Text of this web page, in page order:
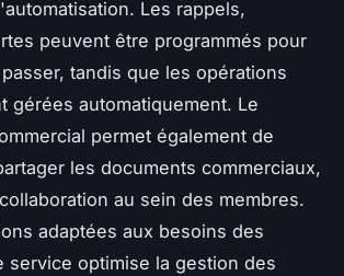
Les rappels,
peuvent être programmés pour
tandis que les opérations
gérées automatiquement. Le
permet également de
les documents commerciaux,
au sein des membres.
adaptées aux besoins des
service optimise la gestion des